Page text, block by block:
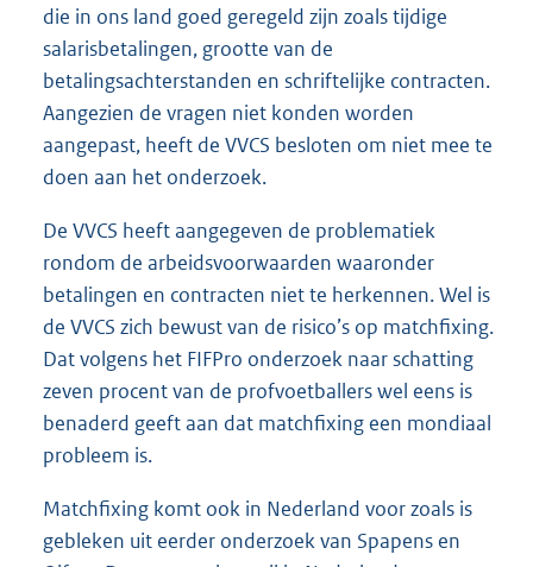
die in ons land goed geregeld zijn zoals tijdige
salarisbetalingen, grootte van de
betalingsachterstanden en schriftelijke contracten.
Aangezien de vragen niet konden worden
aangepast, heeft de VVCS besloten om niet mee te
doen aan het onderzoek.
De VVCS heeft aangegeven de problematiek
rondom de arbeidsvoorwaarden waaronder
betalingen en contracten niet te herkennen. Wel is
de VVCS zich bewust van de risico’s op matchfixing.
Dat volgens het FIFPro onderzoek naar schatting
zeven procent van de profvoetballers wel eens is
benaderd geeft aan dat matchfixing een mondiaal
probleem is.
Matchfixing komt ook in Nederland voor zoals is
gebleken uit eerder onderzoek van Spapens en